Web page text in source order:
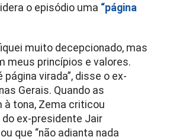
o episódio uma “página
muito decepcionado, mas
meus princípios e valores.
página virada”, disse o ex-
Gerais. Quando as
à tona, Zema criticou
ex-presidente Jair
que “não adianta nada